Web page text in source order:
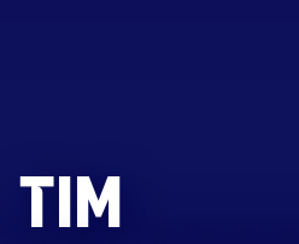
SkipTIM